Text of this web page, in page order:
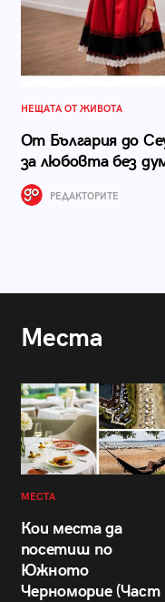
НЕЩАТА ОТ ЖИВОТА
От България до
за любовта без
РЕДАКТОРИТЕ
Места
МЕСТА
Кои места да
посетиш по
Южното
Черноморие (Част